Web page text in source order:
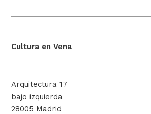
Cultura en Vena
Arquitectura 17
bajo izquierda
28005 Madrid